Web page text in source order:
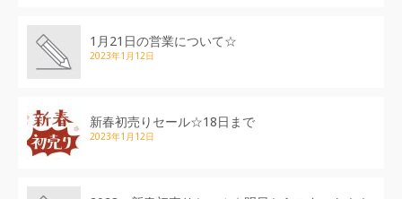
1月21日の営業について☆
2023年1月12日
新春初売りセール☆18日まで
2023年1月12日